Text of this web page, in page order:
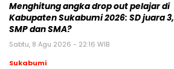
Menghitung angka drop out pelajar di
Kabupaten Sukabumi 2026: SD juara 3,
SMP dan SMA?
Sabtu, 8 Agu 2026 - 22:16 WIB
Sukabumi